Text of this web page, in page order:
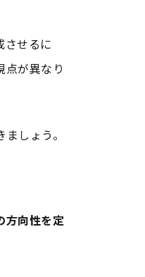
させるに
が異なり
しょう。
方向性を定